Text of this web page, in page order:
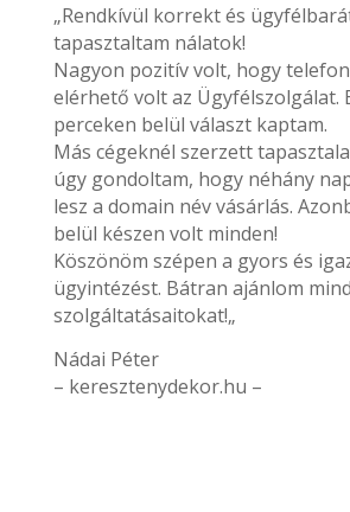
„Rendkívül korrekt és
tapasztaltam nálatok!
Nagyon pozitív volt, hogy
elérhető volt az Ügyfélszolgálat.
perceken belül választ kaptam.
Más cégeknél szerzett
úgy gondoltam, hogy néhány
lesz a domain név vásárlás.
belül készen volt minden!
Köszönöm szépen a gyors és
ügyintézést. Bátran ajánlom
szolgáltatásaitokat!„
Nádai Péter
– keresztenydekor.hu –